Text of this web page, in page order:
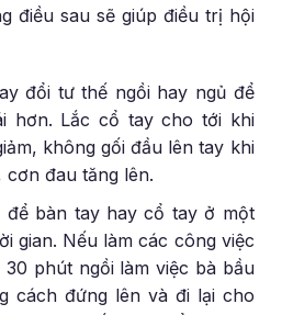
điều sau sẽ giúp điều trị hội
đổi tư thế ngồi hay ngủ để
hơn. Lắc cổ tay cho tới khi
không gối đầu lên tay khi
đau tăng lên.
để bàn tay hay cổ tay ở một
gian. Nếu làm các công việc
phút ngồi làm việc bà bầu
cách đứng lên và đi lại cho